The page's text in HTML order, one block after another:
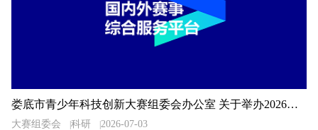
娄底市青少年科技创新大赛组委会办公室 关于举办2026年娄底市青少年科技创新大赛的预通知
大赛组委会 科研 2026-07-03